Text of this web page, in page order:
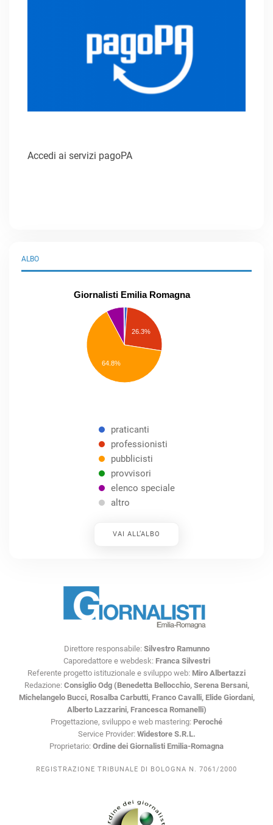
Accedi ai servizi pagoPA
ALBO
Giornalisti Emilia Romagna
26.3%
64.8%
praticanti
professionisti
pubblicisti
provvisori
elenco speciale
altro
VAI ALL’ALBO
Direttore responsabile: Silvestro Ramunno
Caporedattore e webdesk: Franca Silvestri
Referente progetto istituzionale e sviluppo web: Miro Albertazzi
Redazione: Consiglio Odg (Benedetta Bellocchio, Serena Bersani,
Michelangelo Bucci, Rosalba Carbutti, Franco Cavalli, Elide Giordani,
Alberto Lazzarini, Francesca Romanelli)
Progettazione, sviluppo e web mastering: Peroché
Service Provider: Widestore S.R.L.
Proprietario: Ordine dei Giornalisti Emilia-Romagna
REGISTRAZIONE TRIBUNALE DI BOLOGNA N. 7061/2000